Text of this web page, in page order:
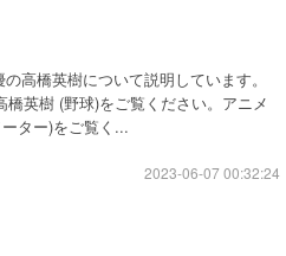
高橋英樹について説明しています。
英樹 (野球)をご覧ください。アニメ
ター)をご覧く...
2023-06-07 00:32:24